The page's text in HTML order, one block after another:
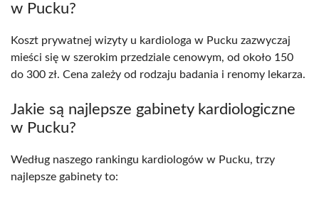
w Pucku?
Koszt prywatnej wizyty u kardiologa w Pucku zazwyczaj
mieści się w szerokim przedziale cenowym, od około 150
do 300 zł. Cena zależy od rodzaju badania i renomy lekarza.
Jakie są najlepsze gabinety kardiologiczne
w Pucku?
Według naszego rankingu kardiologów w Pucku, trzy
najlepsze gabinety to: